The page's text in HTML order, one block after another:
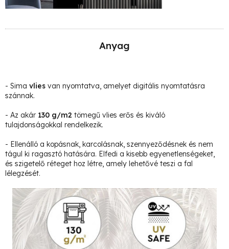
Anyag
- Sima vlies van nyomtatva, amelyet digitális nyomtatásra
szánnak.
- Az akár 130 g/m2 tömegű vlies erős és kiváló
tulajdonságokkal rendelkezik.
- Ellenálló a kopásnak, karcolásnak, szennyeződésnek és nem
tágul ki ragasztó hatására. Elfedi a kisebb egyenetlenségeket,
és szigetelő réteget hoz létre, amely lehetővé teszi a fal
lélegzését.